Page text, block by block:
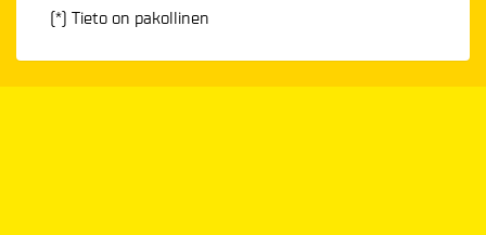
(*) Tieto on pakollinen